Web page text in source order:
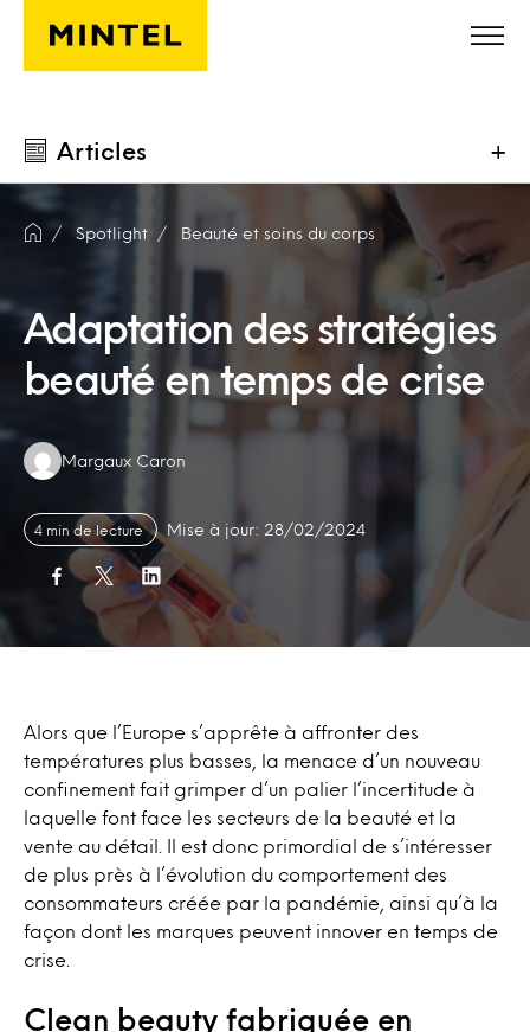
Skip to main content
Articles +
Spotlight Beauté et soins du corps
Adaptation des stratégies
beauté en temps de crise
Authors:
Margaux Caron
4 min de lecture Mise à jour: 28/02/2024
Alors que l’Europe s’apprête à affronter des
températures plus basses, la menace d’un nouveau
confinement fait grimper d’un palier l’incertitude à
laquelle font face les secteurs de la beauté et la
vente au détail. Il est donc primordial de s’intéresser
de plus près à l’évolution du comportement des
consommateurs créée par la pandémie, ainsi qu’à la
façon dont les marques peuvent innover en temps de
crise.
Clean beauty fabriquée en